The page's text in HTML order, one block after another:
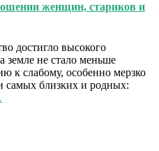
женщин, стариков и
достигло высокого
земле не стало меньше
к слабому, особенно мерзко
самых близких и родных: